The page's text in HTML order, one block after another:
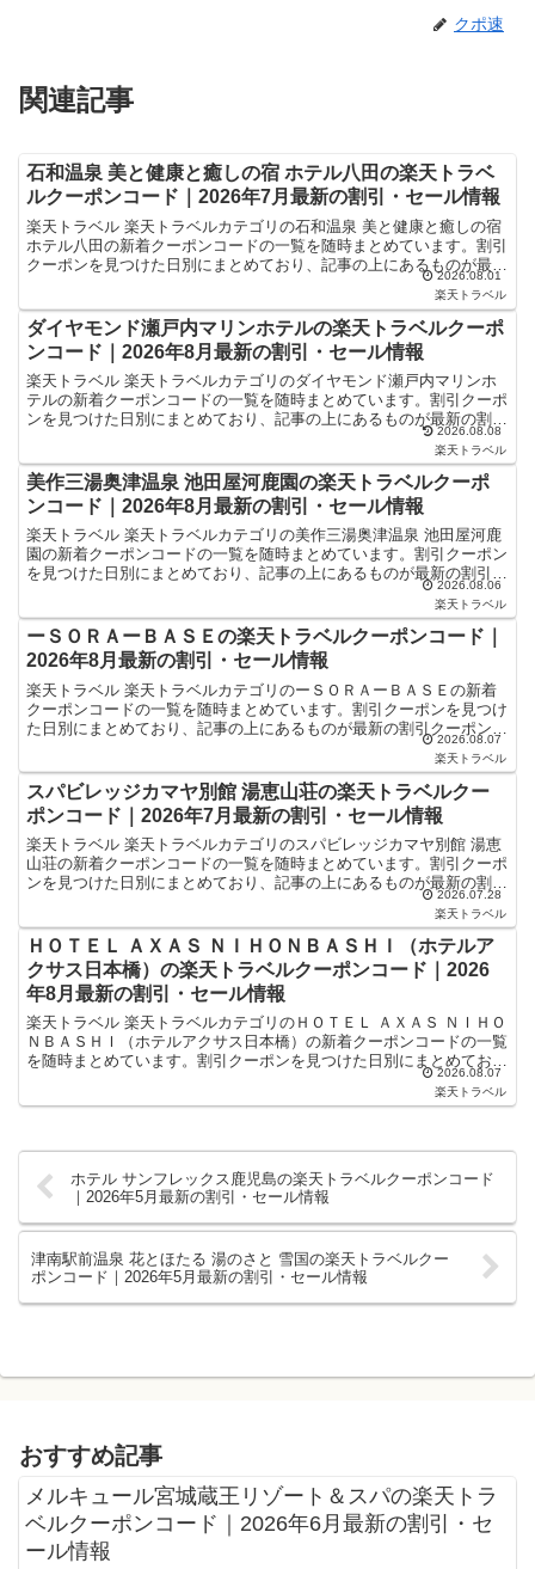
クポ速
関連記事
石和温泉 美と健康と癒しの宿 ホテル八田の楽天トラベ
ルクーポンコード｜2026年7月最新の割引・セール情報
楽天トラベル 楽天トラベルカテゴリの石和温泉 美と健康と癒しの宿
ホテル八田の新着クーポンコードの一覧を随時まとめています。割引
クーポンを見つけた日別にまとめており、記事の上にあるものが最新
の割引クーポンになります。ホテル・旅館宿泊の予約な... 2026.08.01
楽天トラベル
ダイヤモンド瀬戸内マリンホテルの楽天トラベルクーポ
ンコード｜2026年8月最新の割引・セール情報
楽天トラベル 楽天トラベルカテゴリのダイヤモンド瀬戸内マリンホ
テルの新着クーポンコードの一覧を随時まとめています。割引クーポ
ンを見つけた日別にまとめており、記事の上にあるものが最新の割引
クーポンになります。ホテル・旅館宿泊の予約などで使える...2026.08.08
楽天トラベル
美作三湯奥津温泉 池田屋河鹿園の楽天トラベルクーポ
ンコード｜2026年8月最新の割引・セール情報
楽天トラベル 楽天トラベルカテゴリの美作三湯奥津温泉 池田屋河鹿
園の新着クーポンコードの一覧を随時まとめています。割引クーポン
を見つけた日別にまとめており、記事の上にあるものが最新の割引ク
ーポンになります。ホテル・旅館宿泊の予約などで使える...2026.08.06
楽天トラベル
ーＳＯＲＡーＢＡＳＥの楽天トラベルクーポンコード｜
2026年8月最新の割引・セール情報
楽天トラベル 楽天トラベルカテゴリのーＳＯＲＡーＢＡＳＥの新着
クーポンコードの一覧を随時まとめています。割引クーポンを見つけ
た日別にまとめており、記事の上にあるものが最新の割引クーポンに
なります。ホテル・旅館宿泊の予約などで使えるクーポンや...2026.08.07
楽天トラベル
スパビレッジカマヤ別館 湯恵山荘の楽天トラベルクー
ポンコード｜2026年7月最新の割引・セール情報
楽天トラベル 楽天トラベルカテゴリのスパビレッジカマヤ別館 湯恵
山荘の新着クーポンコードの一覧を随時まとめています。割引クーポ
ンを見つけた日別にまとめており、記事の上にあるものが最新の割引
クーポンになります。ホテル・旅館宿泊の予約などで使え...2026.07.28
楽天トラベル
ＨＯＴＥＬ ＡＸＡＳ ＮＩＨＯＮＢＡＳＨＩ（ホテルア
クサス日本橋）の楽天トラベルクーポンコード｜2026
年8月最新の割引・セール情報
楽天トラベル 楽天トラベルカテゴリのＨＯＴＥＬ ＡＸＡＳ ＮＩＨＯ
ＮＢＡＳＨＩ（ホテルアクサス日本橋）の新着クーポンコードの一覧
を随時まとめています。割引クーポンを見つけた日別にまとめてお
り、記事の上にあるものが最新の割引クーポンになります...2026.08.07
楽天トラベル
ホテル サンフレックス鹿児島の楽天トラベルクーポンコード
｜2026年5月最新の割引・セール情報
津南駅前温泉 花とほたる 湯のさと 雪国の楽天トラベルクー
ポンコード｜2026年5月最新の割引・セール情報
おすすめ記事
メルキュール宮城蔵王リゾート＆スパの楽天トラ
ベルクーポンコード｜2026年6月最新の割引・セ
ール情報